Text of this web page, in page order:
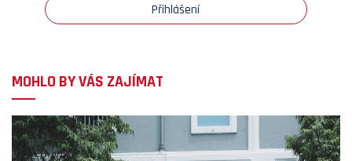
Přihlášení
MOHLO BY VÁS ZAJÍMAT